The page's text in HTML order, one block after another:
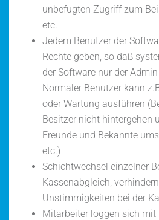
unbefugten Zugriff zum
etc.
Jedem Benutzer der
Rechte geben, so daß
der Software nur der
Normaler Benutzer kann
oder Wartung ausführen
Besitzer nicht hintergehen
Freunde und Bekannte
etc.)
Schichtwechsel einzelner
Kassenabgleich,
Unstimmigkeiten bei der
Mitarbeiter loggen sich